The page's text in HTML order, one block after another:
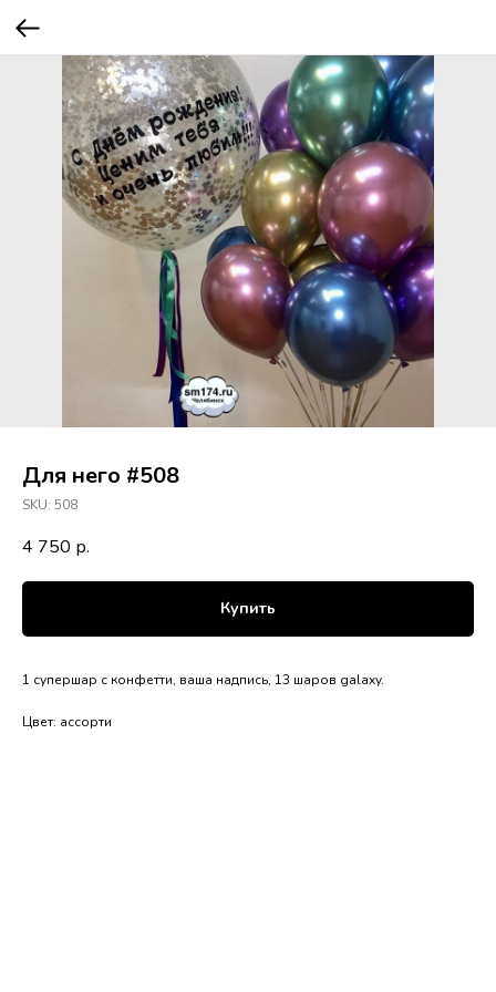
Для него #508
SKU: 508
4 750 р.
Купить
1 супершар с конфетти, ваша надпись, 13 шаров galaxy.
Цвет: ассорти